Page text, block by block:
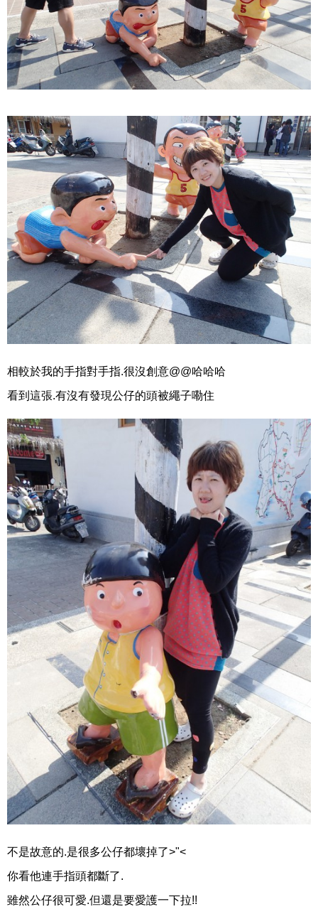
相較於我的手指對手指.很沒創意@@哈哈哈
看到這張.有沒有發現公仔的頭被繩子嘞住
不是故意的.是很多公仔都壞掉了>"<
你看他連手指頭都斷了.
雖然公仔很可愛.但還是要愛護一下拉!!